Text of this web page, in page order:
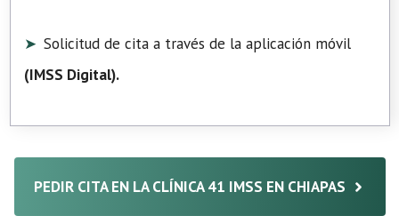
Solicitud de cita a través de la aplicación móvil
(IMSS Digital).
PEDIR CITA EN LA CLÍNICA 41 IMSS EN CHIAPAS